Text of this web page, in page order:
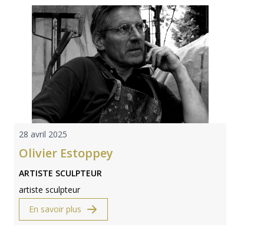
28 avril 2025
Olivier Estoppey
ARTISTE SCULPTEUR
artiste sculpteur
En savoir plus